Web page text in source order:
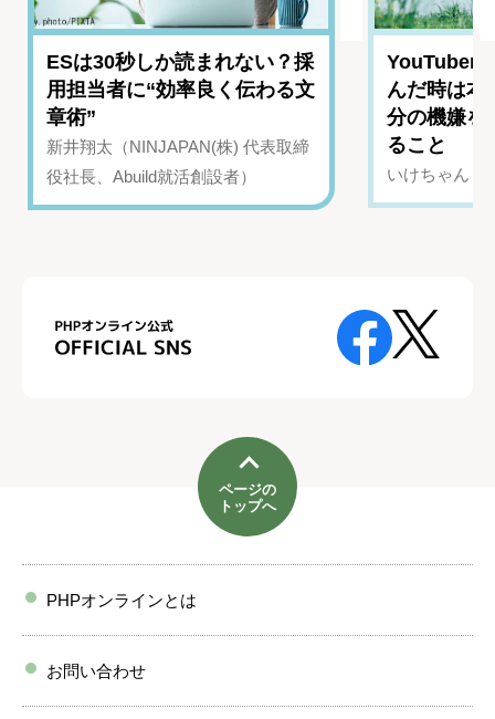
ESは30秒しか読まれない？採
用担当者に“効率良く伝わる文
章術”
新井翔太（NINJAPAN(株) 代表取締
役社長、Abuild就活創設者）
YouTuber
んだ時は
分の機嫌を
ること
いけちゃん（
ページの
トップへ
PHPオンラインとは
お問い合わせ